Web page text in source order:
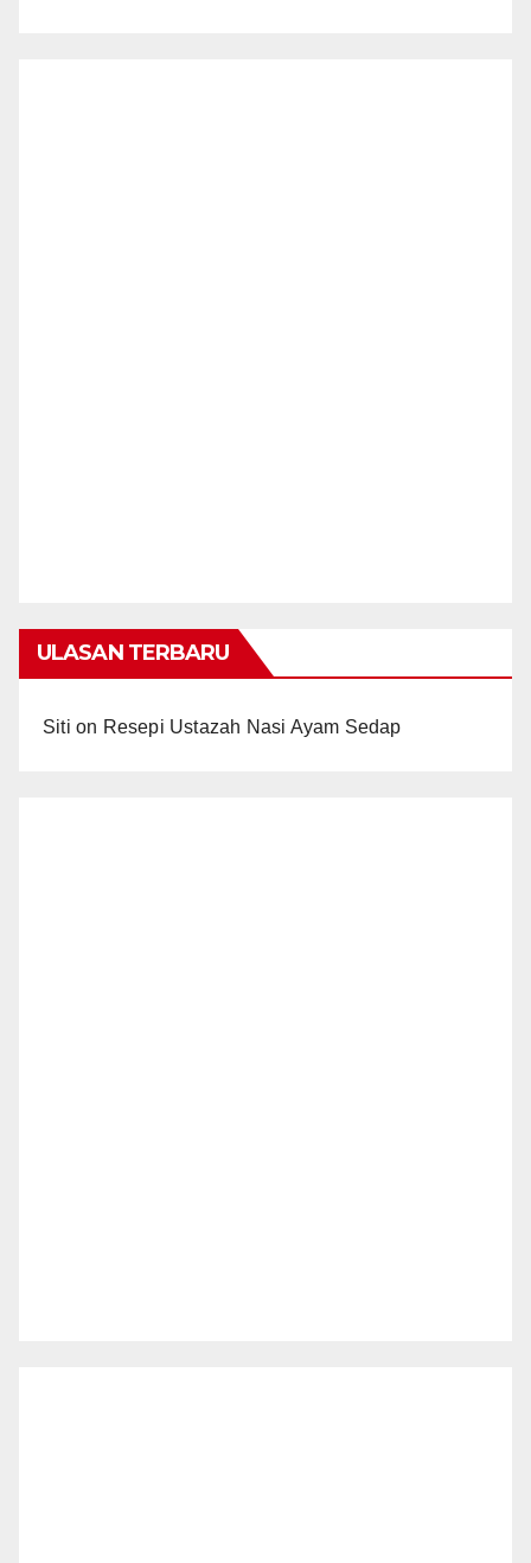
ULASAN TERBARU
Siti on Resepi Ustazah Nasi Ayam Sedap